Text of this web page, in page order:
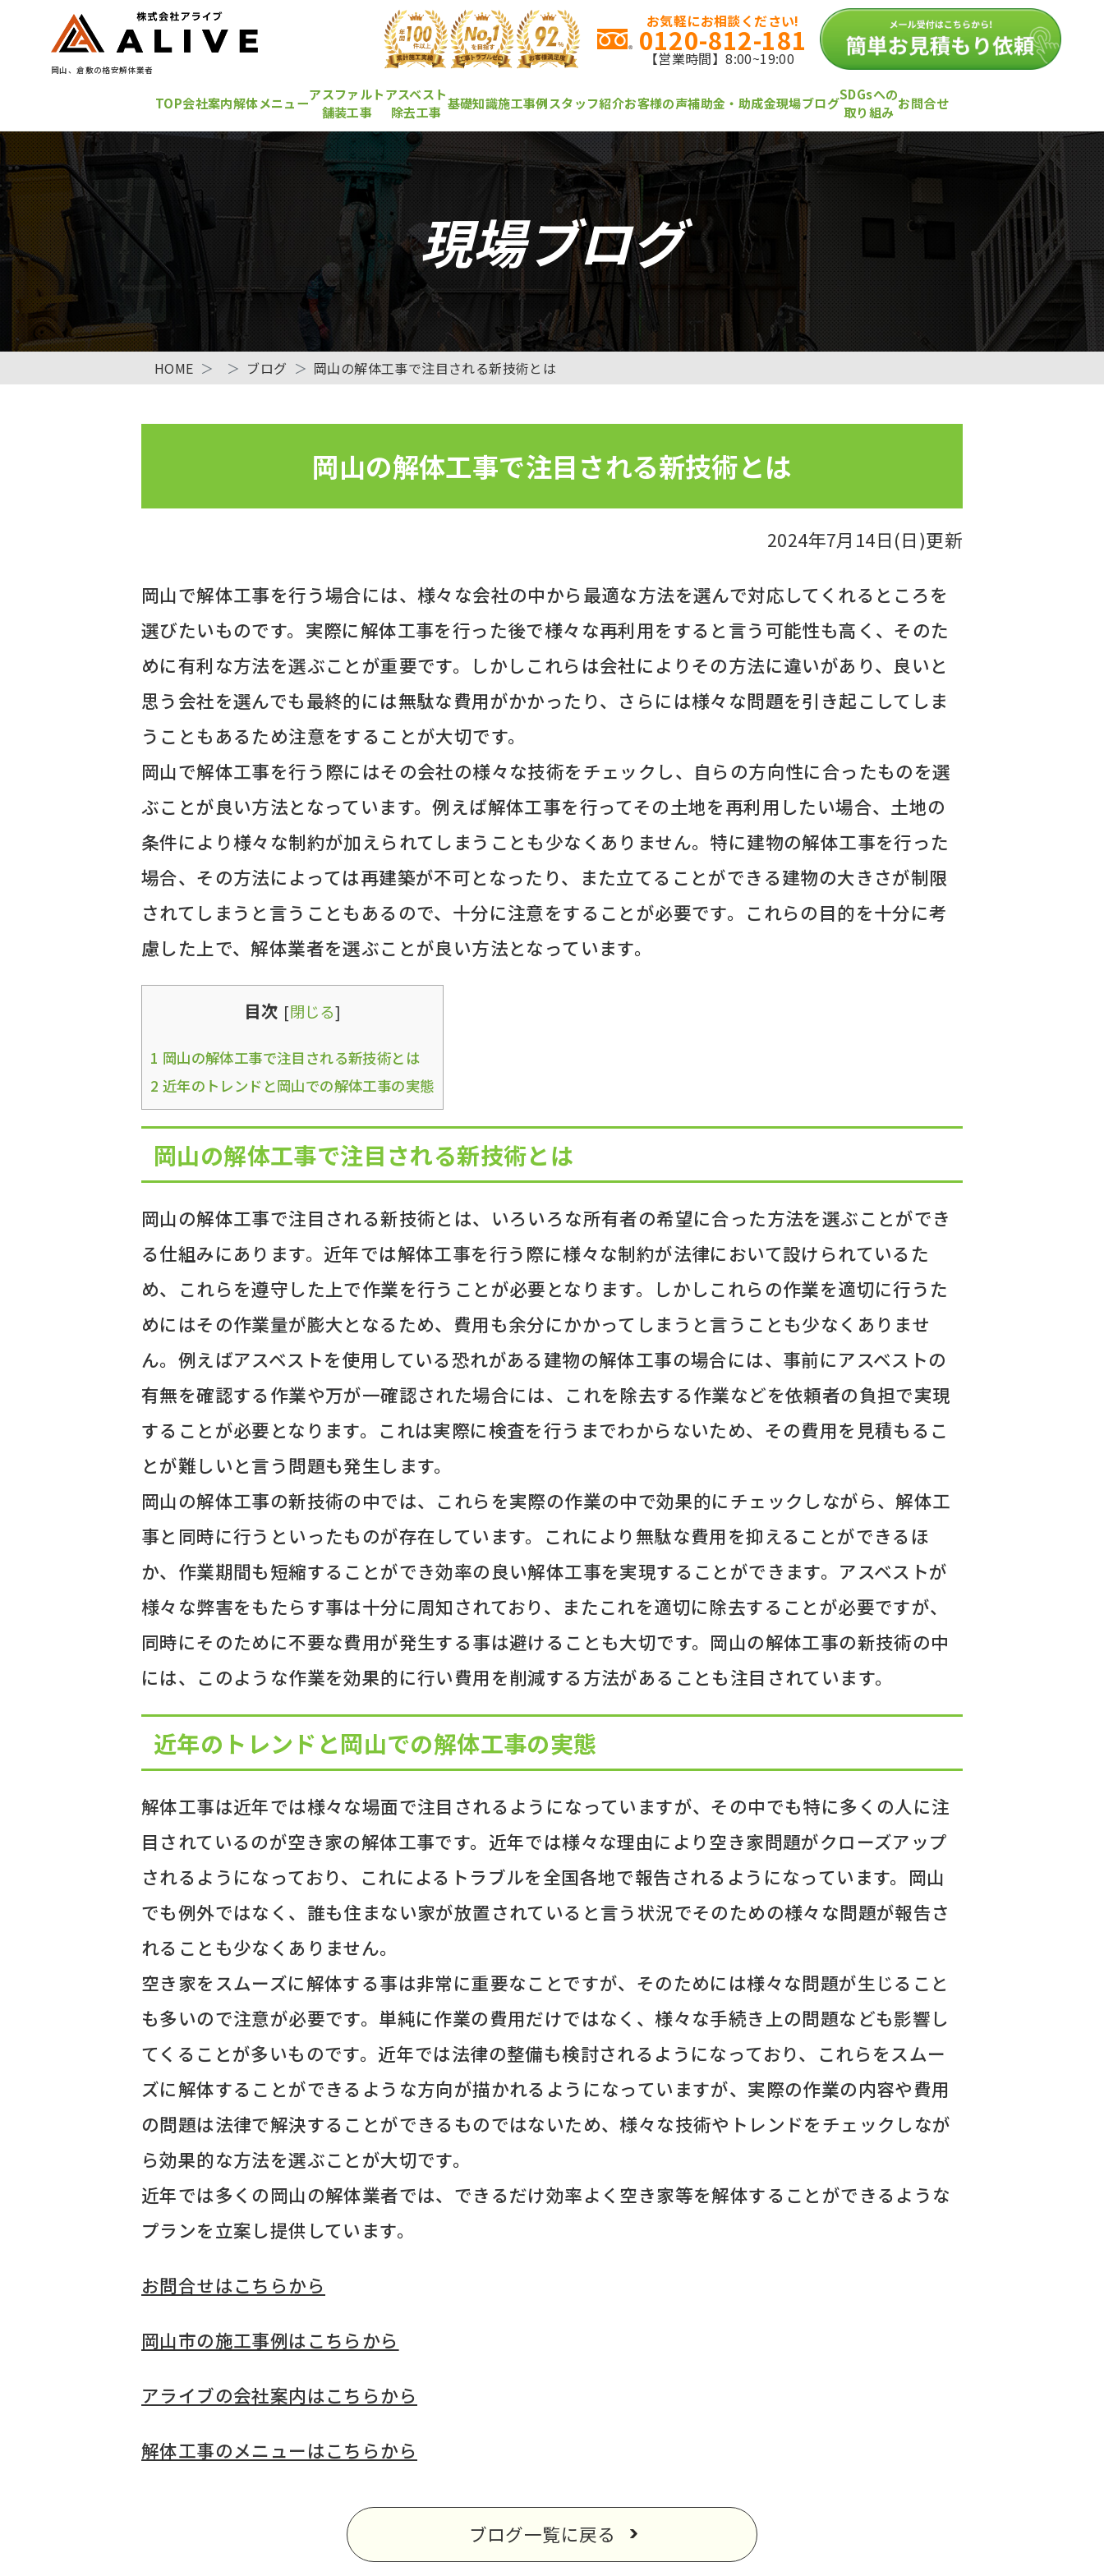
岡山、倉敷の格安解体業者
お気軽にお相談ください!
0120-812-181
【営業時間】8:00~19:00
TOP会社案内解体メニューアスファルト
舗装工事
アスベスト
除去工事 基礎知識施工事例スタッフ紹介お客様の声補助金・助成金現場ブログSDGsへの
取り組み お問合せ
現場ブログ
HOME ブログ 岡山の解体工事で注目される新技術とは
岡山の解体工事で注目される新技術とは
2024年7月14日(日)更新
岡山で解体工事を行う場合には、様々な会社の中から最適な方法を選んで対応してくれるところを
選びたいものです。実際に解体工事を行った後で様々な再利用をすると言う可能性も高く、そのた
めに有利な方法を選ぶことが重要です。しかしこれらは会社によりその方法に違いがあり、良いと
思う会社を選んでも最終的には無駄な費用がかかったり、さらには様々な問題を引き起こしてしま
うこともあるため注意をすることが大切です。
岡山で解体工事を行う際にはその会社の様々な技術をチェックし、自らの方向性に合ったものを選
ぶことが良い方法となっています。例えば解体工事を行ってその土地を再利用したい場合、土地の
条件により様々な制約が加えられてしまうことも少なくありません。特に建物の解体工事を行った
場合、その方法によっては再建築が不可となったり、また立てることができる建物の大きさが制限
されてしまうと言うこともあるので、十分に注意をすることが必要です。これらの目的を十分に考
慮した上で、解体業者を選ぶことが良い方法となっています。
目次 [閉じる]
1 岡山の解体工事で注目される新技術とは
2 近年のトレンドと岡山での解体工事の実態
岡山の解体工事で注目される新技術とは
岡山の解体工事で注目される新技術とは、いろいろな所有者の希望に合った方法を選ぶことができ
る仕組みにあります。近年では解体工事を行う際に様々な制約が法律において設けられているた
め、これらを遵守した上で作業を行うことが必要となります。しかしこれらの作業を適切に行うた
めにはその作業量が膨大となるため、費用も余分にかかってしまうと言うことも少なくありませ
ん。例えばアスベストを使用している恐れがある建物の解体工事の場合には、事前にアスベストの
有無を確認する作業や万が一確認された場合には、これを除去する作業などを依頼者の負担で実現
することが必要となります。これは実際に検査を行うまでわからないため、その費用を見積もるこ
とが難しいと言う問題も発生します。
岡山の解体工事の新技術の中では、これらを実際の作業の中で効果的にチェックしながら、解体工
事と同時に行うといったものが存在しています。これにより無駄な費用を抑えることができるほ
か、作業期間も短縮することができ効率の良い解体工事を実現することができます。アスベストが
様々な弊害をもたらす事は十分に周知されており、またこれを適切に除去することが必要ですが、
同時にそのために不要な費用が発生する事は避けることも大切です。岡山の解体工事の新技術の中
には、このような作業を効果的に行い費用を削減する方法があることも注目されています。
近年のトレンドと岡山での解体工事の実態
解体工事は近年では様々な場面で注目されるようになっていますが、その中でも特に多くの人に注
目されているのが空き家の解体工事です。近年では様々な理由により空き家問題がクローズアップ
されるようになっており、これによるトラブルを全国各地で報告されるようになっています。岡山
でも例外ではなく、誰も住まない家が放置されていると言う状況でそのための様々な問題が報告さ
れることも少なくありません。
空き家をスムーズに解体する事は非常に重要なことですが、そのためには様々な問題が生じること
も多いので注意が必要です。単純に作業の費用だけではなく、様々な手続き上の問題なども影響し
てくることが多いものです。近年では法律の整備も検討されるようになっており、これらをスムー
ズに解体することができるような方向が描かれるようになっていますが、実際の作業の内容や費用
の問題は法律で解決することができるものではないため、様々な技術やトレンドをチェックしなが
ら効果的な方法を選ぶことが大切です。
近年では多くの岡山の解体業者では、できるだけ効率よく空き家等を解体することができるような
プランを立案し提供しています。
お問合せはこちらから
岡山市の施工事例はこちらから
アライブの会社案内はこちらから
解体工事のメニューはこちらから
ブログ一覧に戻る